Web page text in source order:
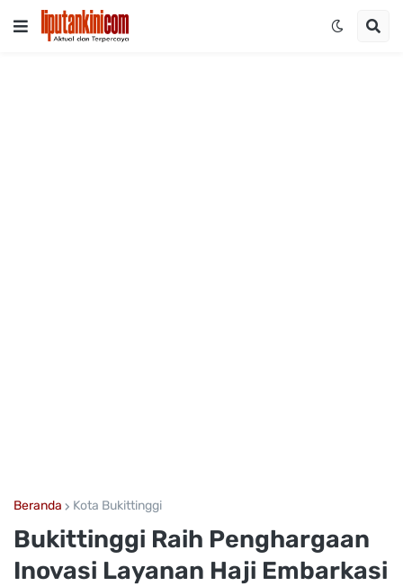
Beranda Kota Bukittinggi
Bukittinggi Raih Penghargaan
Inovasi Layanan Haji Embarkasi